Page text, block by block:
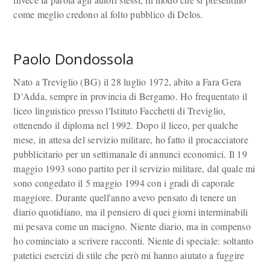
come meglio credono al folto pubblico di Delos.
Paolo Dondossola
Nato a Treviglio (BG) il 28 luglio 1972, abito a Fara Gera
D'Adda, sempre in provincia di Bergamo. Ho frequentato il
liceo linguistico presso l'Istituto Facchetti di Treviglio,
ottenendo il diploma nel 1992. Dopo il liceo, per qualche
mese, in attesa del servizio militare, ho fatto il procacciatore
pubblicitario per un settimanale di annunci economici. Il 19
maggio 1993 sono partito per il servizio militare, dal quale mi
sono congedato il 5 maggio 1994 con i gradi di caporale
maggiore. Durante quell'anno avevo pensato di tenere un
diario quotidiano, ma il pensiero di quei giorni interminabili
mi pesava come un macigno. Niente diario, ma in compenso
ho cominciato a scrivere racconti. Niente di speciale: soltanto
patetici esercizi di stile che però mi hanno aiutato a fuggire